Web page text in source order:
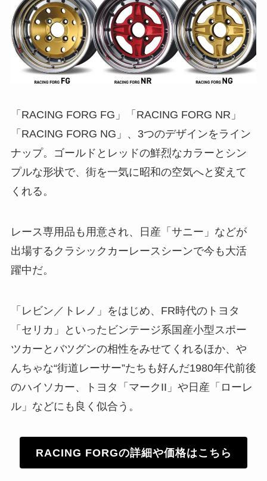
「RACING FORG FG」「RACING FORG NR」
「RACING FORG NG」、3つのデザインをライン
ナップ。ゴールドとレッドの鮮烈なカラーとシン
プルな形状で、街を一気に昭和の空気へと変えて
くれる。
レース専用品も用意され、日産「サニー」などが
出場するクラシックカーレースシーンで今も大活
躍中だ。
「レビン／トレノ」をはじめ、FR時代のトヨタ
「セリカ」といったビンテージ系国産小型スポー
ツカーとバツグンの相性をみせてくれるほか、や
んちゃな“街道レーサー”たちも好んだ1980年代前後
のハイソカー、トヨタ「マークII」や日産「ローレ
ル」などにも良く似合う。
RACING FORGの詳細や価格はこちら